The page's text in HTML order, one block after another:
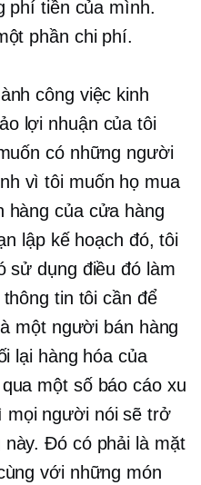
phí tiền của mình.
phần chi phí.
công việc kinh
lợi nhuận của tôi
có những người
vì tôi muốn họ mua
hàng của cửa hàng
lập kế hoạch đó, tôi
sử dụng điều đó làm
tin tôi cần để
một người bán hàng
lại hàng hóa của
một số báo cáo xu
mọi người nói sẽ trở
Đó có phải là mặt
với những món